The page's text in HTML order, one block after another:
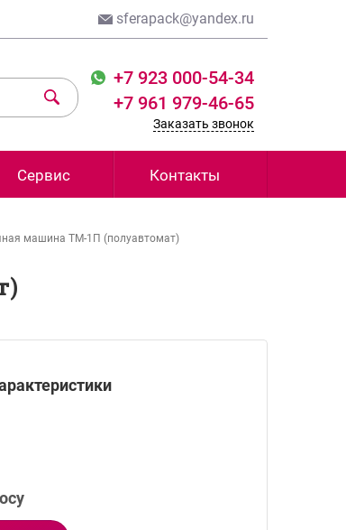
sferapack@yandex.ru
+7 923 000-54-34
+7 961 979-46-65
Заказать звонок
Сервис Контакты
машина ТМ-1П (полуавтомат)